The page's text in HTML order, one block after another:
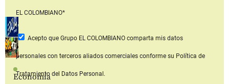
Economía
EL COLOMBIANO*
Acepto que Grupo EL COLOMBIANOcomparta mis datos
personales con terceros aliados comerciales conforme su Política de
Tratamiento del Datos Personal.